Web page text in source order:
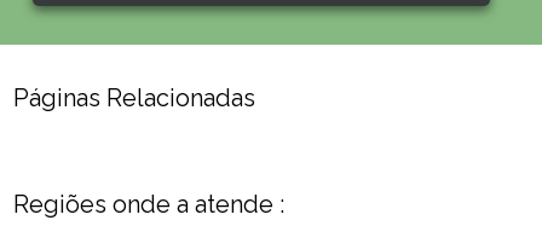
Páginas Relacionadas
Regiões onde a atende :